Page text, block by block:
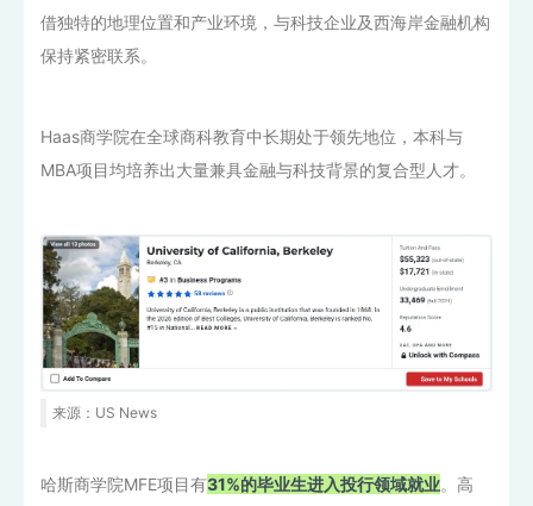
借独特的地理位置和产业环境，与科技企业及西海岸金融机构
保持紧密联系。
Haas商学院在全球商科教育中长期处于领先地位，本科与
MBA项目均培养出大量兼具金融与科技背景的复合型人才。
来源：US News
哈斯商学院MFE项目有31%的毕业生进入投行领域就业。高